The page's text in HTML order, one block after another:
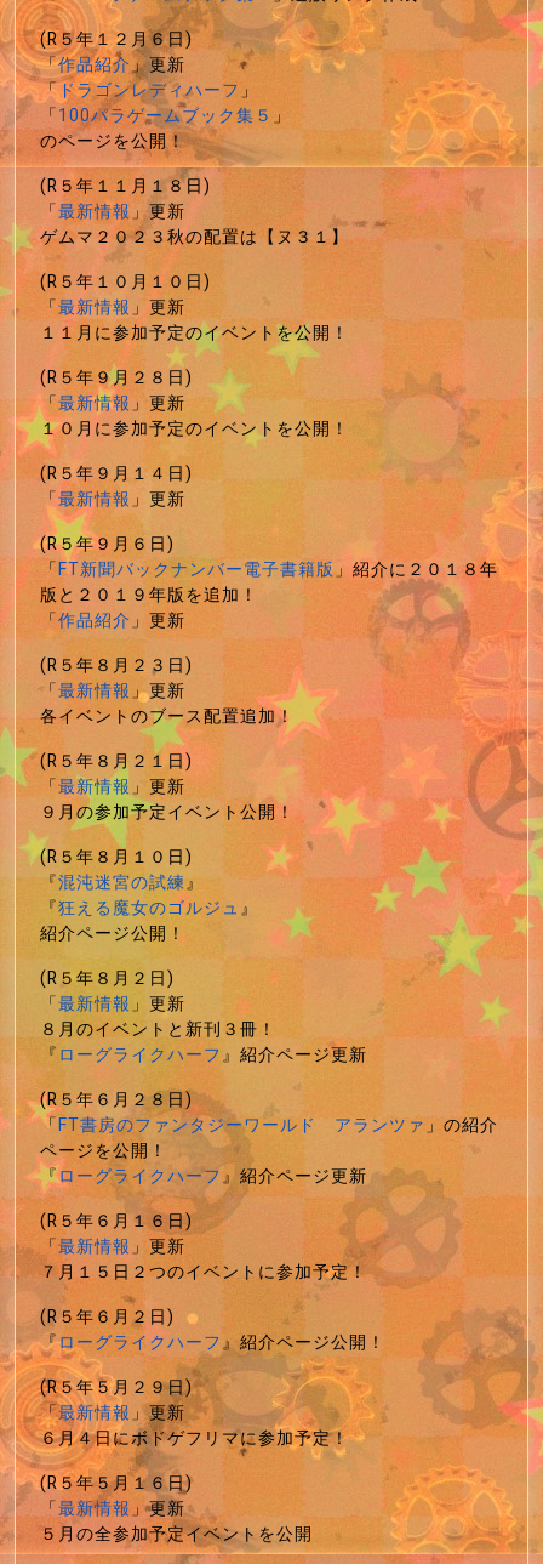
(R５年１２月６日)
「作品紹介」更新
「ドラゴンレディハーフ」
「100パラゲームブック集５ 」
のページを公開！
(R５年１１月１８日)
「最新情報」更新
ゲムマ２０２３秋の配置は【ヌ３１】
(R５年１０月１０日)
「最新情報」更新
１１月に参加予定のイベントを公開！
(R５年９月２８日)
「最新情報」更新
１０月に参加予定のイベントを公開！
(R５年９月１４日)
「最新情報」更新
(R５年９月６日)
「FT新聞バックナンバー電子書籍版」紹介に２０１８年
版と２０１９年版を追加！
「作品紹介」更新
(R５年８月２３日)
「最新情報」更新
各イベントのブース配置追加！
(R５年８月２１日)
「最新情報」更新
９月の参加予定イベント公開！
(R５年８月１０日)
『混沌迷宮の試練』
『狂える魔女のゴルジュ』
紹介ページ公開！
(R５年８月２日)
「最新情報」更新
８月のイベントと新刊３冊！
『ローグライクハーフ』紹介ページ更新
(R５年６月２８日)
「FT書房のファンタジーワールド アランツァ」の紹介
ページを公開！
『ローグライクハーフ』紹介ページ更新
(R５年６月１６日)
「最新情報」更新
７月１５日２つのイベントに参加予定！
(R５年６月２日)
『ローグライクハーフ』紹介ページ公開！
(R５年５月２９日)
「最新情報」更新
６月４日にボドゲフリマに参加予定！
(R５年５月１６日)
「最新情報」更新
５月の全参加予定イベントを公開